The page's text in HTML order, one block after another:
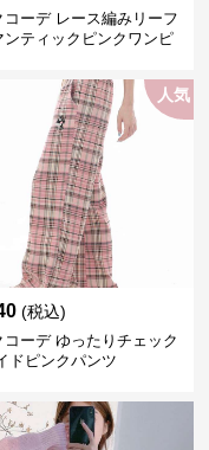
コーデ レース編みリーフ
ンティックピンクワンピ
人気
(税込)
コーデ ゆったりチェック
ドピンクパンツ